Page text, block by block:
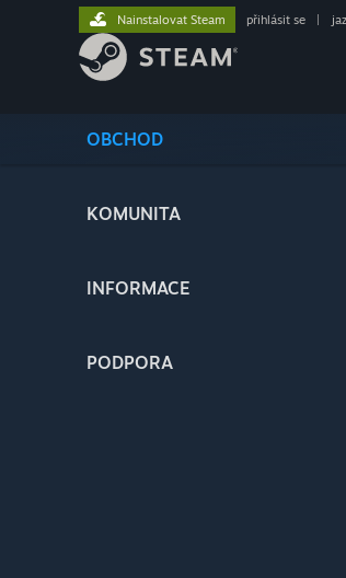
OBCHOD
KOMUNITA
INFORMACE
PODPORA
Nainstalovat Steam přihlásit se